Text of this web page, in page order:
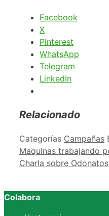
Facebook
X
Pinterest
WhatsApp
Telegram
LinkedIn
Relacionado
Categorías Campañas
Maquinas trabajando
Charla sobre Odonatos
Colabora